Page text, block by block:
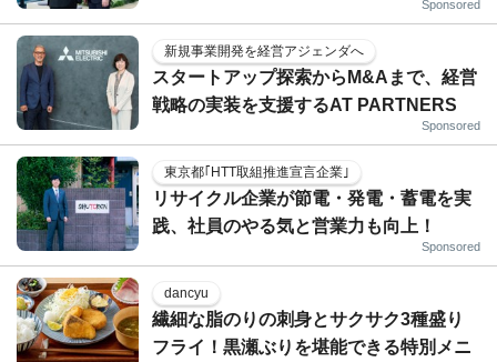
Sponsored
新規事業開発を経営アジェンダへ
スタートアップ探索からM&Aまで、経営
戦略の実装を支援するAT PARTNERS
Sponsored
東京都｢HTT取組推進宣言企業｣
リサイクル企業が節電・発電・蓄電を実
践、社員のやる気と営業力も向上！
Sponsored
dancyu
繊細な脂のりの刺身とサクサク3種盛り
フライ！黒瀬ぶりを堪能できる特別メニ